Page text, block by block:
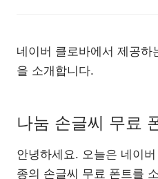
네이버 클로바에서 제공하
을 소개합니다.
나눔 손글씨 무료
안녕하세요. 오늘은 네이
종의 손글씨 무료 폰트를